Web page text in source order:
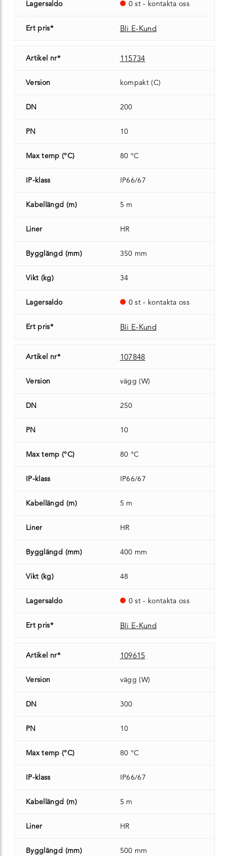
Lagersaldo 0 st - kontakta oss
Ert pris* Bli E-Kund
Artikel nr* 115734
Version kompakt (C)
DN 200
PN 10
Max temp (°C) 80 °C
IP-klass IP66/67
Kabellängd (m) 5 m
Liner HR
Bygglängd (mm) 350 mm
Vikt (kg) 34
Lagersaldo 0 st - kontakta oss
Ert pris* Bli E-Kund
Artikel nr* 107848
Version vägg (W)
DN 250
PN 10
Max temp (°C) 80 °C
IP-klass IP66/67
Kabellängd (m) 5 m
Liner HR
Bygglängd (mm) 400 mm
Vikt (kg) 48
Lagersaldo 0 st - kontakta oss
Ert pris* Bli E-Kund
Artikel nr* 109615
Version vägg (W)
DN 300
PN 10
Max temp (°C) 80 °C
IP-klass IP66/67
Kabellängd (m) 5 m
Liner HR
Bygglängd (mm) 500 mm